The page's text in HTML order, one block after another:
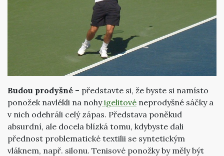
Budou prodyšné – představte si, že byste si namísto
ponožek navlékli na nohyigelitové neprodyšné sáčky a
v nich odehráli celý zápas. Představa poněkud
absurdní, ale docela blízká tomu, kdybyste dali
přednost problematické textilii se syntetickým
vláknem, např. silonu. Tenisové ponožky by měly být